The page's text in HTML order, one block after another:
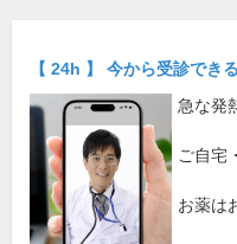
【 24h 】 今から受診できる
急な発
ご自宅
お薬は